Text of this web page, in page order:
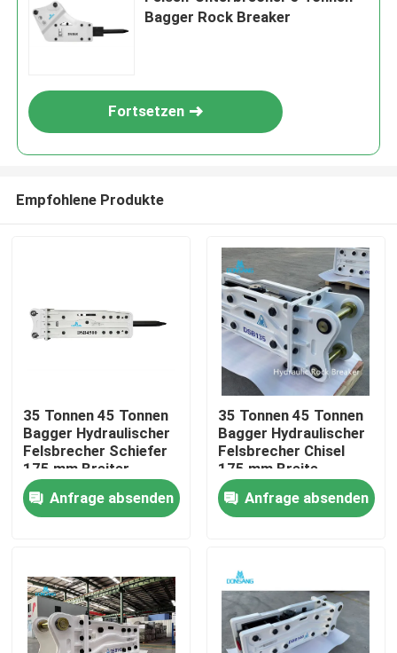
Produkte
VR Show
Bagger Rock Breaker
Fortsetzen
Empfohlene Produkte
35 Tonnen 45 Tonnen
Bagger Hydraulischer
Felsbrecher Schiefer
175 mm Breiter
Hydraulischer Brecher
HammerAnfrage absenden
35 Tonnen 45 Tonnen
Bagger Hydraulischer
Felsbrecher Chisel
175 mm Breite
Hydraulischer Brecher
HammerAnfrage absenden